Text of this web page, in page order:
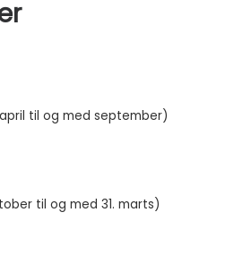
april til og med september)
til og med 31. marts)